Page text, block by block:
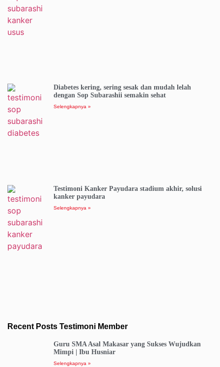
Diabetes kering, sering sesak dan mudah lelah
dengan Sop Subarashii semakin sehat
Selengkapnya »
Testimoni Kanker Payudara stadium akhir, solusi
kanker payudara
Selengkapnya »
Recent Posts Testimoni Member
Guru SMA Asal Makasar yang Sukses Wujudkan
Mimpi | Ibu Husniar
Selengkapnya »